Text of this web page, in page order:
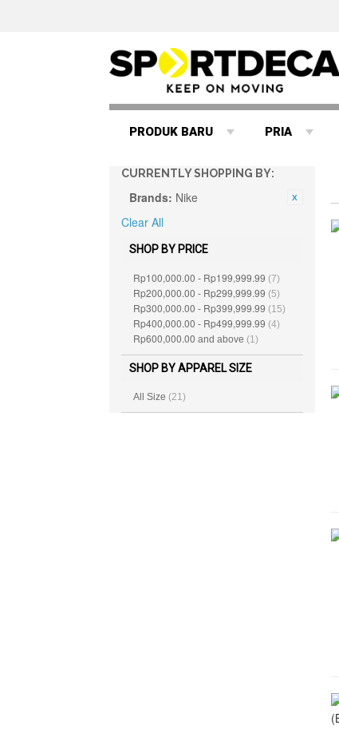
PRODUK BARU PRIA
CURRENTLY SHOPPING BY:
Brands: Nike
Clear All
SHOP BY PRICE
Rp100,000.00 - Rp199,999.99 (7)
Rp200,000.00 - Rp299,999.99 (5)
Rp300,000.00 - Rp399,999.99 (15)
Rp400,000.00 - Rp499,999.99 (4)
Rp600,000.00 and above (1)
SHOP BY APPAREL SIZE
All Size (21)